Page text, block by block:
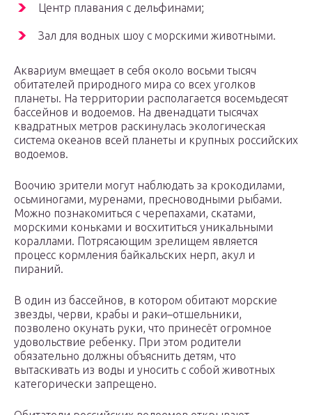
Центр плавания с дельфинами;
Зал для водных шоу с морскими животными.
Аквариум вмещает в себя около восьми тысяч
обитателей природного мира со всех уголков
планеты. На территории располагается восемьдесят
бассейнов и водоемов. На двенадцати тысячах
квадратных метров раскинулась экологическая
система океанов всей планеты и крупных российских
водоемов.
Воочию зрители могут наблюдать за крокодилами,
осьминогами, муренами, пресноводными рыбами.
Можно познакомиться с черепахами, скатами,
морскими коньками и восхититься уникальными
кораллами. Потрясающим зрелищем является
процесс кормления байкальских нерп, акул и
пираний.
В один из бассейнов, в котором обитают морские
звезды, черви, крабы и раки–отшельники,
позволено окунать руки, что принесёт огромное
удовольствие ребенку. При этом родители
обязательно должны объяснить детям, что
вытаскивать из воды и уносить с собой животных
категорически запрещено.